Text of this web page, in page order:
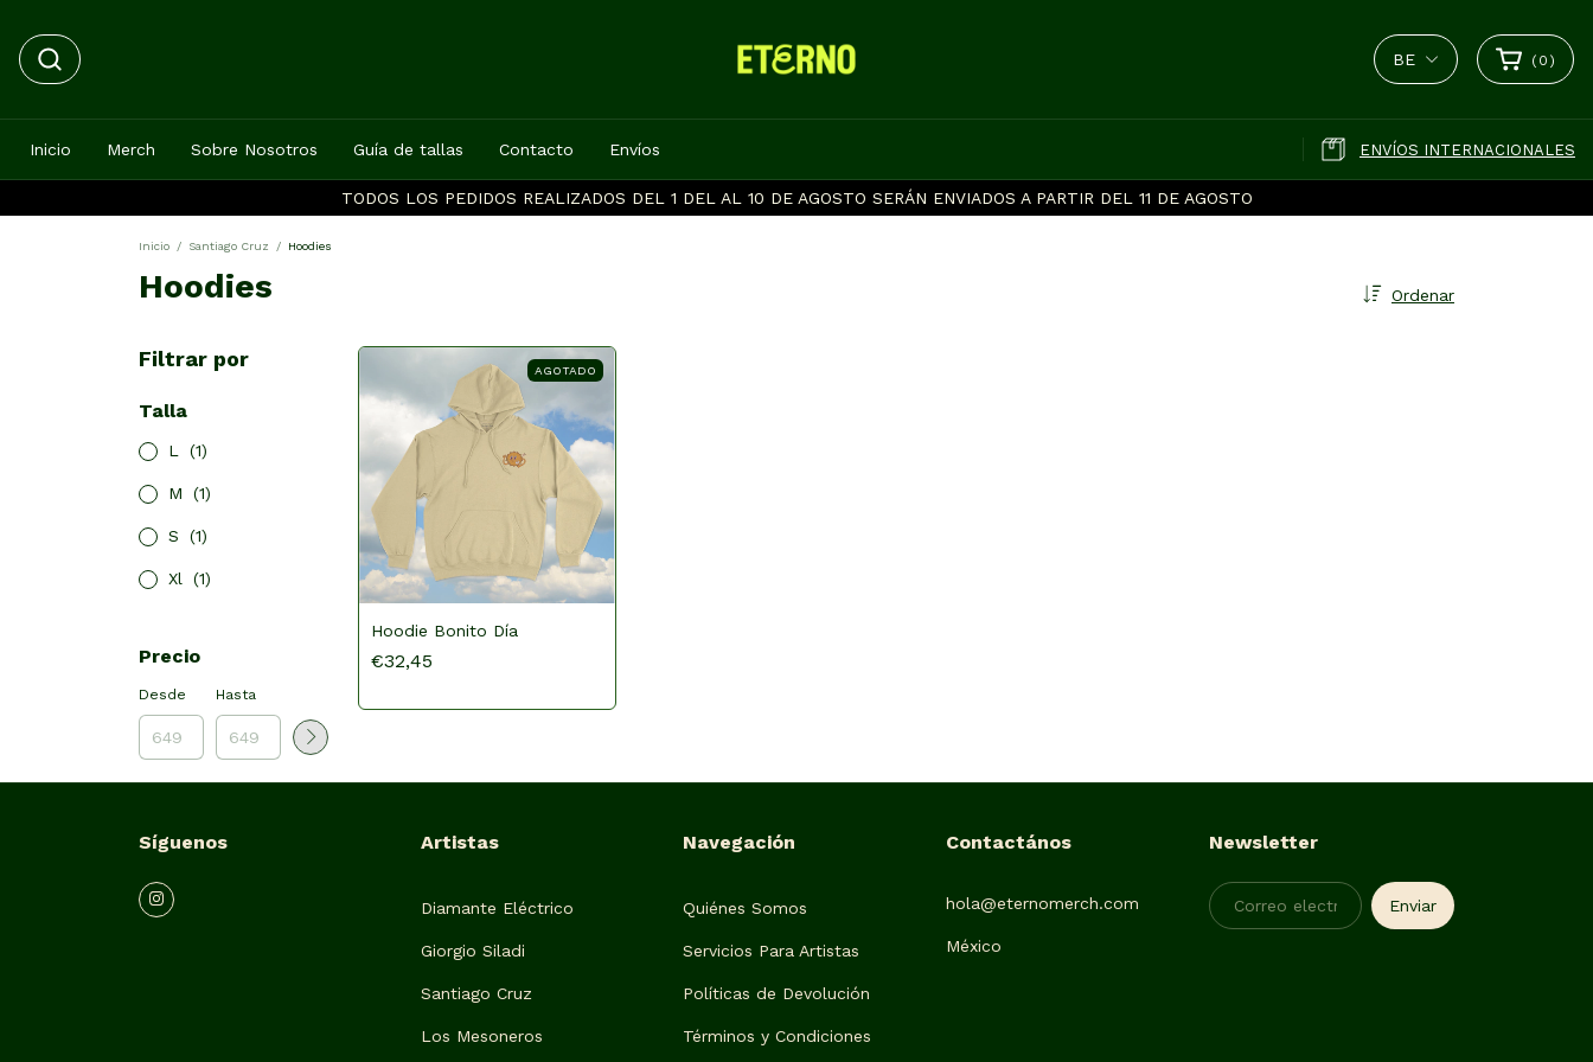
TODOS LOS PEDIDOS REALIZADOS DEL 1 DEL AL 10 DE AGOSTO SERÁN ENVIADOS A PARTIR DEL 11 DE AGOSTO
BE ( 0 )
Inicio Merch Sobre Nosotros Guía de tallas Contacto Envíos ENVÍOS INTERNACIONALES
Inicio / Santiago Cruz / Hoodies
Hoodies Ordenar
Filtrar por
Talla
L (1)
M (1)
S (1)
Xl (1)
Precio
Desde Hasta
AGOTADO
Hoodie Bonito Día
€32,45
Síguenos Artistas
Diamante Eléctrico
Giorgio Siladi
Santiago Cruz
Los Mesoneros
Navegación
Quiénes Somos
Servicios Para Artistas
Políticas de Devolución
Términos y Condiciones
Contactános
hola@eternomerch.com
México
Newsletter